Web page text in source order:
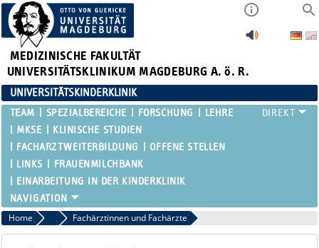
MEDIZINISCHE FAKULTÄT
UNIVERSITÄTSKLINIKUM MAGDEBURG A. ö. R.
UNIVERSITÄTSKINDERKLINIK
TEAM SPEZIALBEREICHE FORSCHUNG
LEHRE
MKSE
KLINISCHE STUDIEN
FACHARZTWEITERBILDUNG
OFFENE STELLEN
LINKS
FRAUENMILCHBANK
EINARBEITUNG IN DER KINDERKLINIK
Home Team Fachärztinnen und Fachärzte